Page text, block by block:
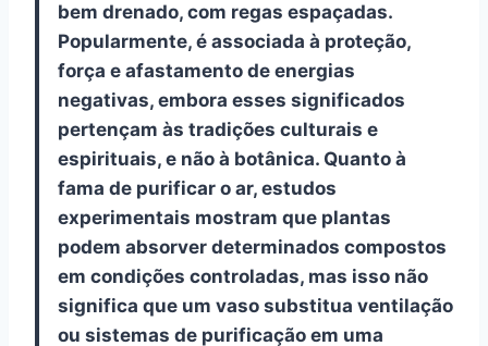
bem drenado, com regas espaçadas.
Popularmente, é associada à proteção,
força e afastamento de energias
negativas, embora esses significados
pertençam às tradições culturais e
espirituais, e não à botânica. Quanto à
fama de purificar o ar, estudos
experimentais mostram que plantas
podem absorver determinados compostos
em condições controladas, mas isso não
significa que um vaso substitua ventilação
ou sistemas de purificação em uma